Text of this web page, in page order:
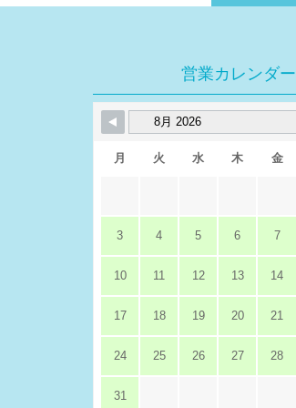
営業カレンダー
月 火 水 木 金
3 4 5 6 7
10 11 12 13 14
17 18 19 20 21
24 25 26 27 28
31